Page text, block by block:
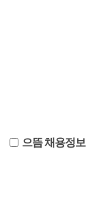
으뜸 채용정보